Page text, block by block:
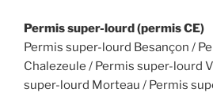
Permis super-lourd (permis CE)
Permis super-lourd Besançon /
Chalezeule / Permis super-lourd
super-lourd Morteau / Permis